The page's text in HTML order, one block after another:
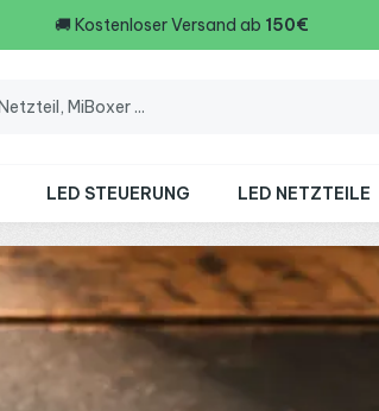
🚚 Kostenloser Versand ab 150€
LED STEUERUNG LED NETZTEILE